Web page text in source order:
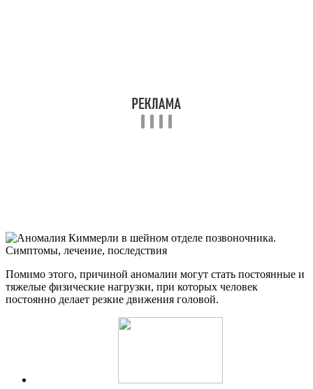
Помимо этого, причиной аномалии могут стать постоянные и
тяжелые физические нагрузки, при которых человек
постоянно делает резкие движения головой.